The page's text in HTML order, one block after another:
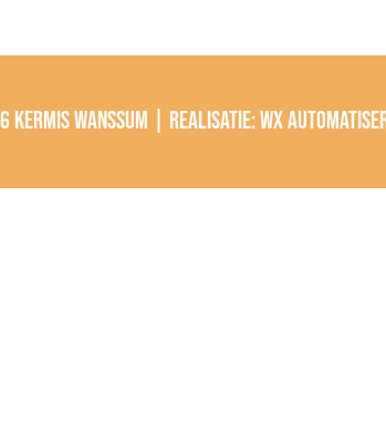
Kermis Wanssum | Realisatie:wx